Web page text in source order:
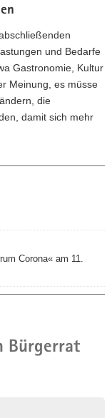
und Bedarfe
Gastronomie, Kultur
Meinung, es müsse
die
damit sich mehr
Corona« am 11.
Bürgerrat